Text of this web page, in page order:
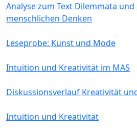
Analyse zum Text Dilemmata
menschlichen Denken
Leseprobe: Kunst und Mode
Intuition und Kreativität im MAS
Diskussionsverlauf Kreativität
Intuition und Kreativität